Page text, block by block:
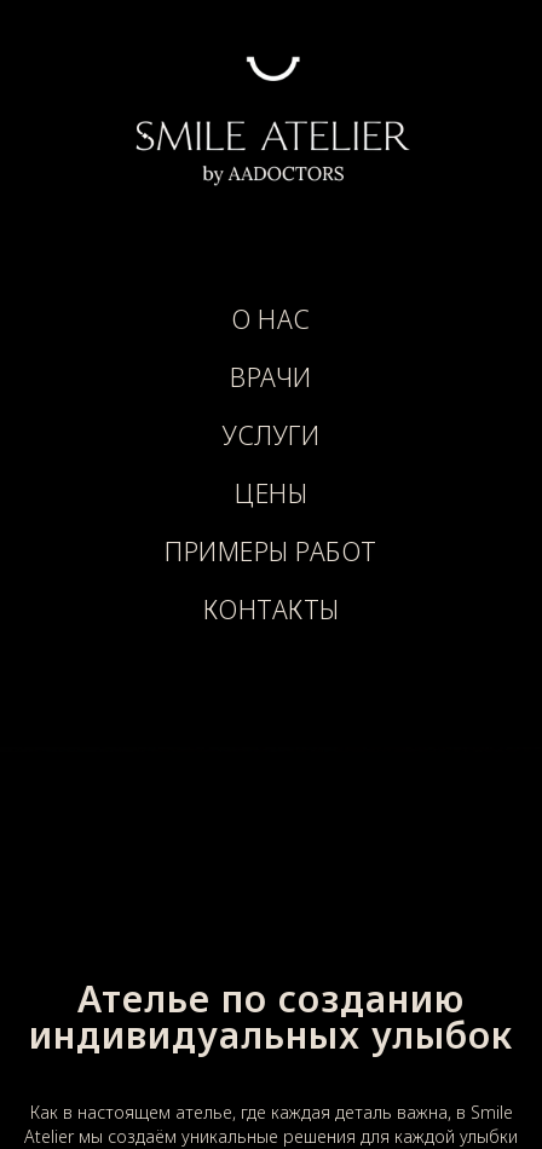
О НАС
ВРАЧИ
УСЛУГИ
ЦЕНЫ
ПРИМЕРЫ РАБОТ
КОНТАКТЫ
Ателье по созданию
индивидуальных улыбок
Как в настоящем ателье, где каждая деталь важна, в Smile
Atelier мы создаём уникальные решения для каждой улыбки